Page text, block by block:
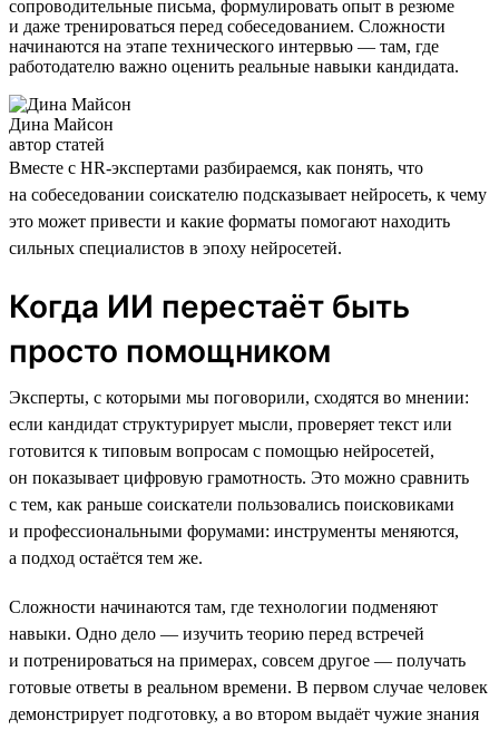
сопроводительные письма, формулировать опыт в резюме
и даже тренироваться перед собеседованием. Сложности
начинаются на этапе технического интервью — там, где
работодателю важно оценить реальные навыки кандидата.
Дина Майсон
автор статей
Вместе с HR-экспертами разбираемся, как понять, что
на собеседовании соискателю подсказывает нейросеть, к чему
это может привести и какие форматы помогают находить
сильных специалистов в эпоху нейросетей.
Когда ИИ перестаёт быть
просто помощником
Эксперты, с которыми мы поговорили, сходятся во мнении:
если кандидат структурирует мысли, проверяет текст или
готовится к типовым вопросам с помощью нейросетей,
он показывает цифровую грамотность. Это можно сравнить
с тем, как раньше соискатели пользовались поисковиками
и профессиональными форумами: инструменты меняются,
а подход остаётся тем же.
Сложности начинаются там, где технологии подменяют
навыки. Одно дело — изучить теорию перед встречей
и потренироваться на примерах, совсем другое — получать
готовые ответы в реальном времени. В первом случае человек
демонстрирует подготовку, а во втором выдаёт чужие знания